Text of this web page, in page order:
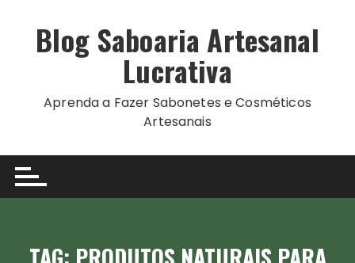
Blog Saboaria Artesanal
Lucrativa
Aprenda a Fazer Sabonetes e Cosméticos
Artesanais